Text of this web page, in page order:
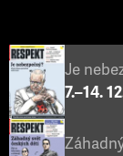
Je
7.–14.